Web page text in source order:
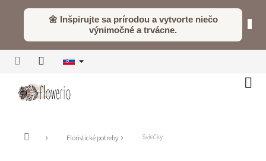
🌼 Inšpirujte sa prírodou a vytvorte niečo
výnimočné a trvácne.
Domov Floristické potreby Sviečky